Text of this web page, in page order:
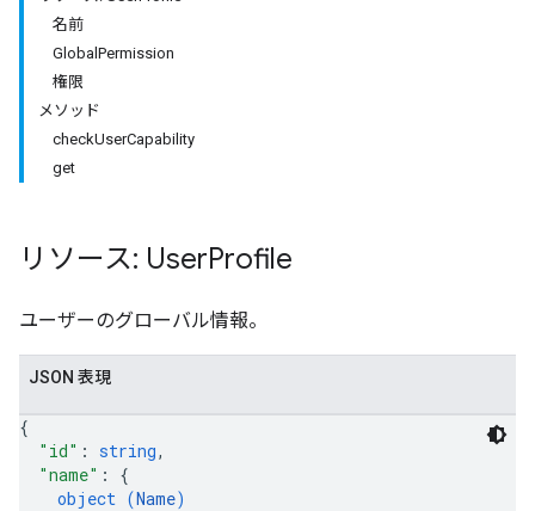
名前
GlobalPermission
権限
メソッド
checkUserCapability
get
リソース: UserProfile
ユーザーのグローバル情報。
JSON 表現
{
"id" : string,
"name" : {
object (Name)